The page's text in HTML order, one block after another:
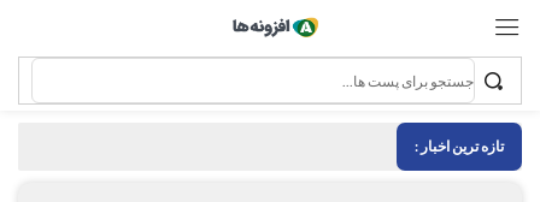
تازه ترین اخبار :